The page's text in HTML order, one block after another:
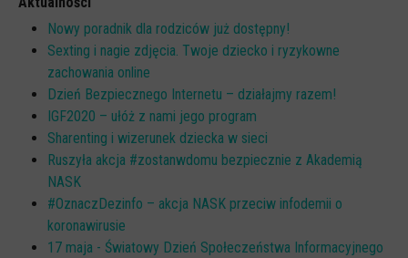
Nowy poradnik dla rodziców już dostępny!
Sexting i nagie zdjęcia. Twoje dziecko i ryzykowne
zachowania online
Dzień Bezpiecznego Internetu – działajmy razem!
IGF2020 – ułóż z nami jego program
Sharenting i wizerunek dziecka w sieci
Ruszyła akcja #zostanwdomu bezpiecznie z Akademią
NASK
#OznaczDezinfo – akcja NASK przeciw infodemii o
koronawirusie
17 maja - Światowy Dzień Społeczeństwa Informacyjnego
Scenariusze lekcji
W sieci przyjaźni
(Nie)widzialne ślady online
Piosenka edukacyjna i teledysk
CYBER lekcje 3.0
Cyberlekcje
Szkoła Sieci Społecznościowych